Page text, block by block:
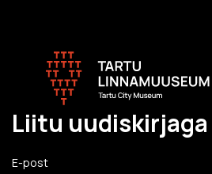
Liitu uudiskirjaga
E-post